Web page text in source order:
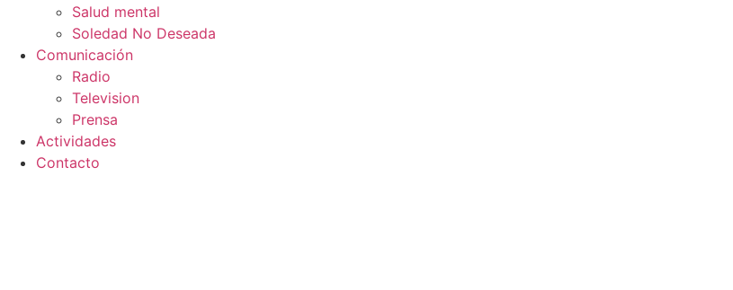
Salud mental
Soledad No Deseada
Comunicación
Radio
Television
Prensa
Actividades
Contacto